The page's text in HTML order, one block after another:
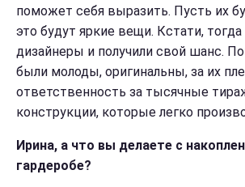
поможет себя выразить. Пусть их
это будут яркие вещи. Кстати,
дизайнеры и получили свой шанс.
были молоды, оригинальны, за их
ответственность за тысячные
конструкции, которые легко
Ирина, а что вы делаете с
гардеробе?